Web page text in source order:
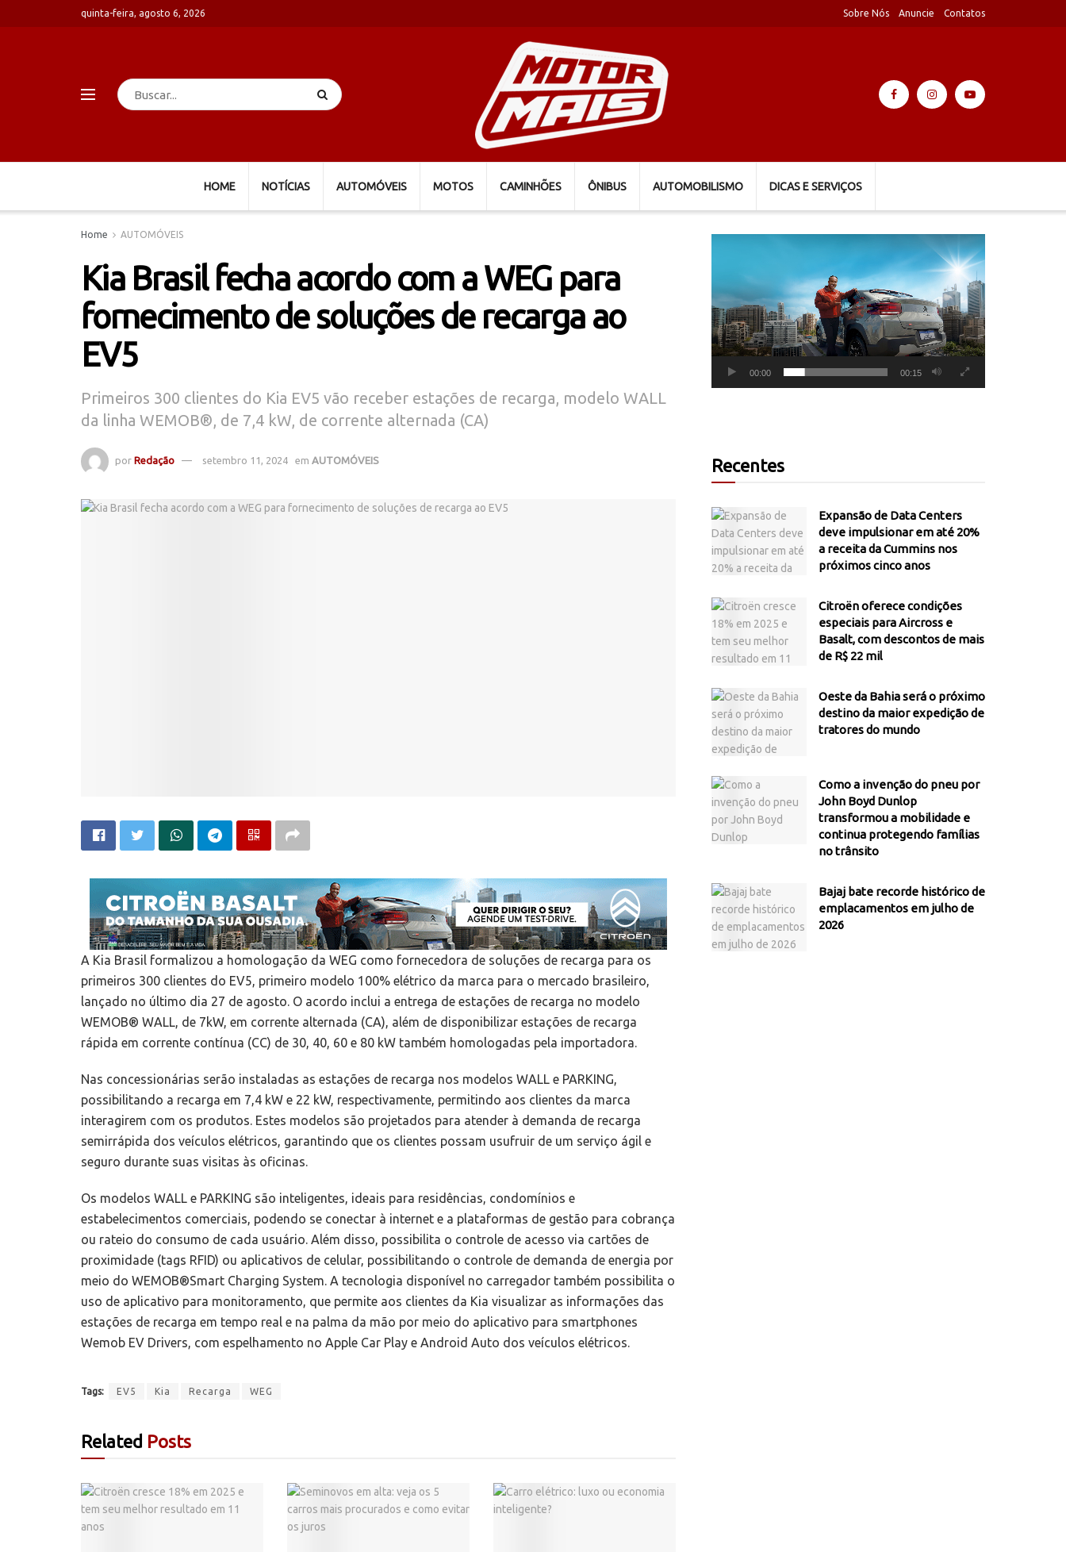
quinta-feira, agosto 6, 2026 Sobre Nós Anuncie Contatos
HOME NOTÍCIAS AUTOMÓVEIS MOTOS CAMINHÕES ÔNIBUS AUTOMOBILISMO DICAS E SERVIÇOS
Home AUTOMÓVEIS
Kia Brasil fecha acordo com a WEG para
fornecimento de soluções de recarga ao
EV5
Primeiros 300 clientes do Kia EV5 vão receber estações de recarga, modelo WALL
da linha WEMOB®, de 7,4 kW, de corrente alternada (CA)
por Redação setembro 11, 2024 em AUTOMÓVEIS
A Kia Brasil formalizou a homologação da WEG como fornecedora de soluções de recarga para os
primeiros 300 clientes do EV5, primeiro modelo 100% elétrico da marca para o mercado brasileiro,
lançado no último dia 27 de agosto. O acordo inclui a entrega de estações de recarga no modelo
WEMOB® WALL, de 7kW, em corrente alternada (CA), além de disponibilizar estações de recarga
rápida em corrente contínua (CC) de 30, 40, 60 e 80 kW também homologadas pela importadora.
Nas concessionárias serão instaladas as estações de recarga nos modelos WALL e PARKING,
possibilitando a recarga em 7,4 kW e 22 kW, respectivamente, permitindo aos clientes da marca
interagirem com os produtos. Estes modelos são projetados para atender à demanda de recarga
semirrápida dos veículos elétricos, garantindo que os clientes possam usufruir de um serviço ágil e
seguro durante suas visitas às oficinas.
Os modelos WALL e PARKING são inteligentes, ideais para residências, condomínios e
estabelecimentos comerciais, podendo se conectar à internet e a plataformas de gestão para cobrança
ou rateio do consumo de cada usuário. Além disso, possibilita o controle de acesso via cartões de
proximidade (tags RFID) ou aplicativos de celular, possibilitando o controle de demanda de energia por
meio do WEMOB®Smart Charging System. A tecnologia disponível no carregador também possibilita o
uso de aplicativo para monitoramento, que permite aos clientes da Kia visualizar as informações das
estações de recarga em tempo real e na palma da mão por meio do aplicativo para smartphones
Wemob EV Drivers, com espelhamento no Apple Car Play e Android Auto dos veículos elétricos.
Tags: EV5 Kia Recarga WEG
Related Posts
00:00 00:15
Recentes
Expansão de Data Centers
deve impulsionar em até 20%
a receita da Cummins nos
próximos cinco anos
Citroën oferece condições
especiais para Aircross e
Basalt, com descontos de mais
de R$ 22 mil
Oeste da Bahia será o próximo
destino da maior expedição de
tratores do mundo
Como a invenção do pneu por
John Boyd Dunlop
transformou a mobilidade e
continua protegendo famílias
no trânsito
Bajaj bate recorde histórico de
emplacamentos em julho de
2026